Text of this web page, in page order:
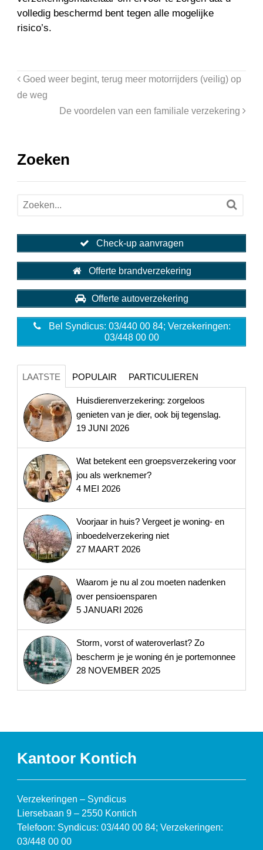
volledig beschermd bent tegen alle mogelijke
risico’s.
Goed weer begint, terug meer motorrijders (veilig) op
de weg
De voordelen van een familiale verzekering
Zoeken
Check-up aanvragen
Offerte brandverzekering
Offerte autoverzekering
Bel Syndicus: 03/440 00 84; Verzekeringen:
03/448 00 00
LAATSTE POPULAIR PARTICULIEREN
Huisdierenverzekering: zorgeloos
genieten van je dier, ook bij tegenslag.
19 JUNI 2026
Wat betekent een groepsverzekering voor
jou als werknemer?
4 MEI 2026
Voorjaar in huis? Vergeet je woning- en
inboedelverzekering niet
27 MAART 2026
Waarom je nu al zou moeten nadenken
over pensioensparen
5 JANUARI 2026
Storm, vorst of wateroverlast? Zo
bescherm je je woning én je portemonnee
28 NOVEMBER 2025
Kantoor Kontich
Verzekeringen – Syndicus
Liersebaan 9 – 2550 Kontich
Telefoon: Syndicus: 03/440 00 84; Verzekeringen:
03/448 00 00